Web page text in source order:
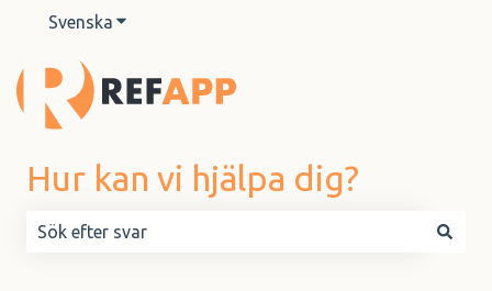
Svenska Visa undermenyer för översättningar
Hur kan vi hjälpa dig?